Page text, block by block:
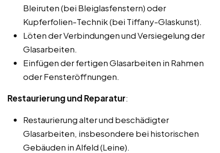
Bleiruten (bei Bleiglasfenstern) oder
Kupferfolien-Technik (bei Tiffany-Glaskunst).
Löten der Verbindungen und Versiegelung der
Glasarbeiten.
Einfügen der fertigen Glasarbeiten in Rahmen
oder Fensteröffnungen.
Restaurierung und Reparatur:
Restaurierung alter und beschädigter
Glasarbeiten, insbesondere bei historischen
Gebäuden in Alfeld (Leine).